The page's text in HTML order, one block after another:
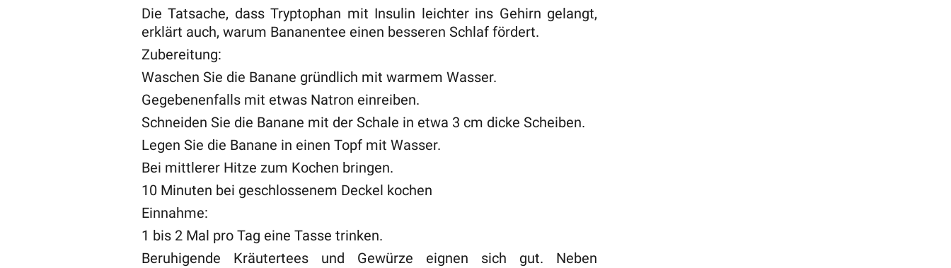
Die Tatsache, dass Tryptophan mit Insulin leichter ins Gehirn gelangt,
erklärt auch, warum Bananentee einen besseren Schlaf fördert.
Zubereitung:
Waschen Sie die Banane gründlich mit warmem Wasser.
Gegebenenfalls mit etwas Natron einreiben.
Schneiden Sie die Banane mit der Schale in etwa 3 cm dicke Scheiben.
Legen Sie die Banane in einen Topf mit Wasser.
Bei mittlerer Hitze zum Kochen bringen.
10 Minuten bei geschlossenem Deckel kochen
Einnahme:
1 bis 2 Mal pro Tag eine Tasse trinken.
Beruhigende Kräutertees und Gewürze eignen sich gut. Neben